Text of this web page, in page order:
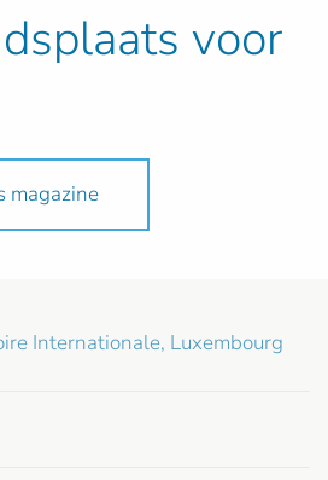
voor
magazine
Internationale, Luxembourg